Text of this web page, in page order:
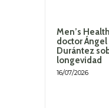
Men’s
doctor Ángel
Durántez
longevidad
16/07/2026